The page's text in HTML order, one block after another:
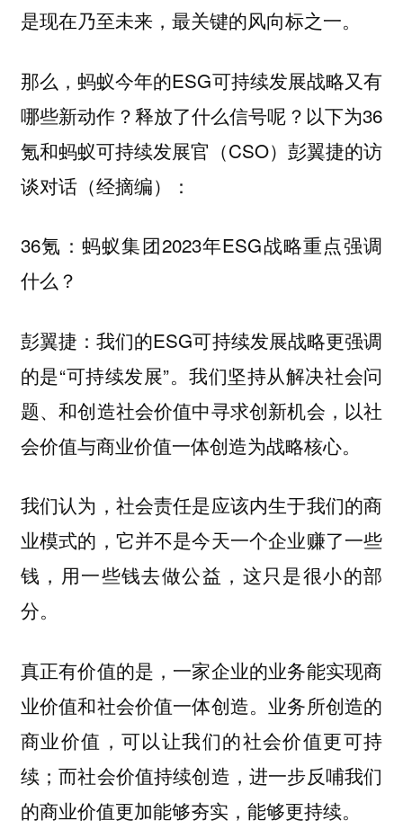
是现在乃至未来，最关键的风向标之一。
那么，蚂蚁今年的ESG可持续发展战略又有
哪些新动作？释放了什么信号呢？以下为36
氪和蚂蚁可持续发展官（CSO）彭翼捷的访
谈对话（经摘编）：
36氪：蚂蚁集团2023年ESG战略重点强调
什么？
彭翼捷：我们的ESG可持续发展战略更强调
的是“可持续发展”。我们坚持从解决社会问
题、和创造社会价值中寻求创新机会，以社
会价值与商业价值一体创造为战略核心。
我们认为，社会责任是应该内生于我们的商
业模式的，它并不是今天一个企业赚了一些
钱，用一些钱去做公益，这只是很小的部
分。
真正有价值的是，一家企业的业务能实现商
业价值和社会价值一体创造。业务所创造的
商业价值，可以让我们的社会价值更可持
续；而社会价值持续创造，进一步反哺我们
的商业价值更加能够夯实，能够更持续。